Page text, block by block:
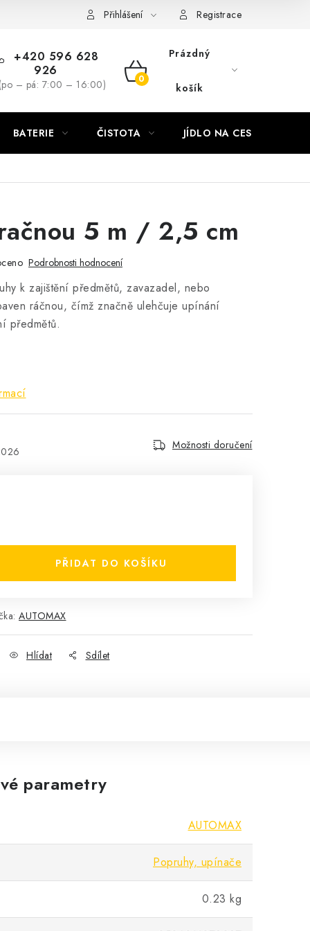
Přihlášení Registrace
+420 596 628
926
(po – pá: 7:00 – 16:00)
NÁKUPNÍ
Prázdný
košík
BATERIE ČISTOTA JÍDLO NA CESTU
5 m / 2,5 cm
Podrobnosti hodnocení
k zajištění předmětů, zavazadel, nebo
ráčnou, čímž značně ulehčuje upínání
předmětů.
Možnosti doručení
PŘIDAT DO KOŠÍKU
AUTOMAX
Hlídat Sdílet
parametry
AUTOMAX
Popruhy, upínače
0.23 kg